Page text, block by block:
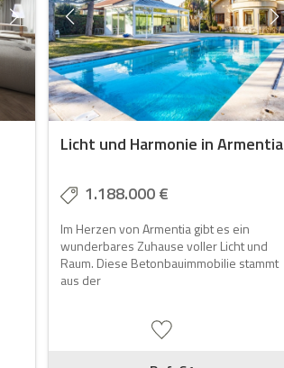
Licht und Harmonie in Armentia
1.188.000 €
Im Herzen von Armentia gibt es ein
wunderbares Zuhause voller Licht und
Raum. Diese Betonbauimmobilie stammt
aus der